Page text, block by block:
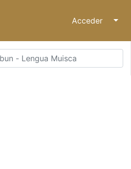
Acceder ↓